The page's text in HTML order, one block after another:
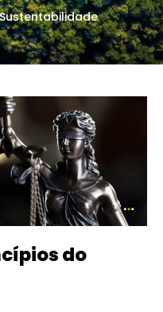
Sustentabilidade
do